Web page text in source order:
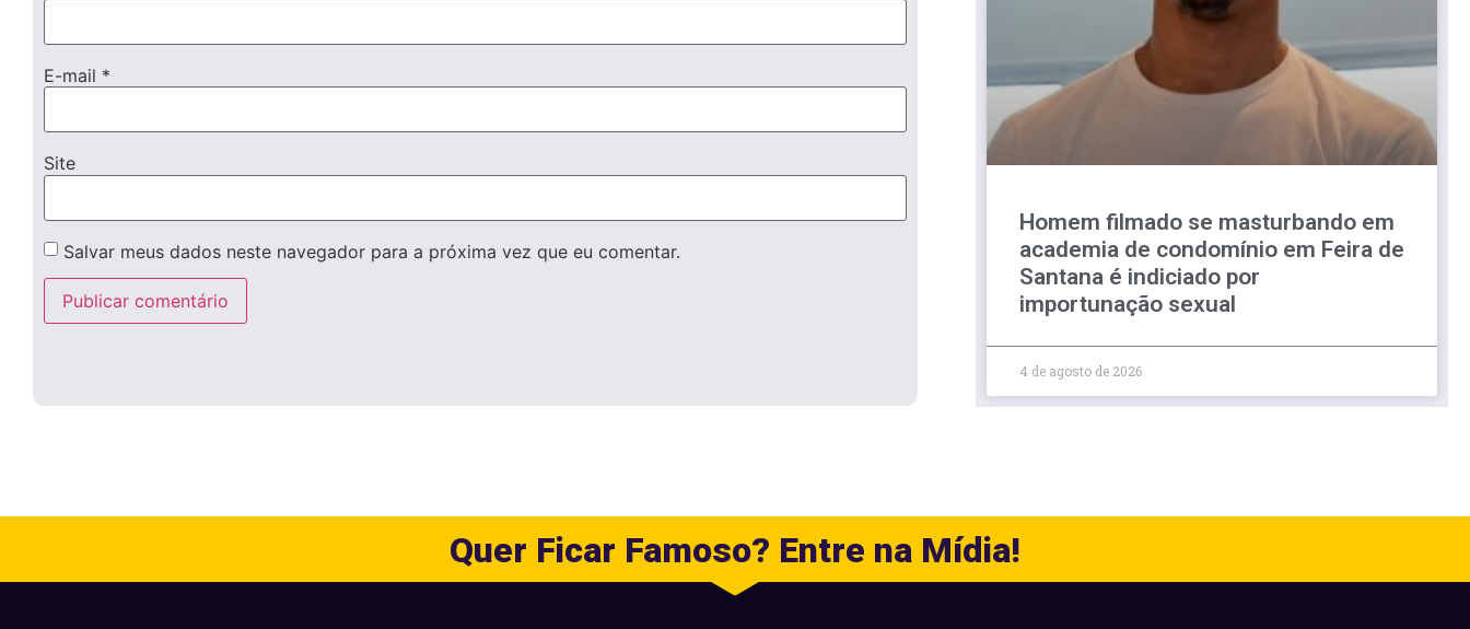
E-mail *
Site
Salvar meus dados neste navegador para a próxima vez que eu comentar.
Homem filmado se masturbando em
academia de condomínio em Feira de
Santana é indiciado por
importunação sexual
4 de agosto de 2026
Quer Ficar Famoso? Entre na Mídia!